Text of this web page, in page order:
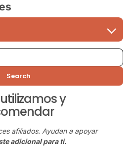
Search
y
afiliados. Ayudan a apoyar
adicional para ti.